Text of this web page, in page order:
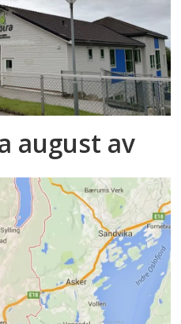
august av